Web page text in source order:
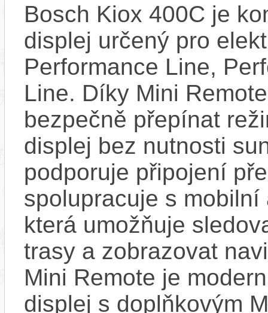
Bosch Kiox 400C je
displej určený pro
Performance Line,
Line. Díky Mini
bezpečně přepínat
displej bez nutnosti
podporuje připojení
spolupracuje s
která umožňuje
trasy a zobrazovat
Mini Remote je
displej s doplňkovým